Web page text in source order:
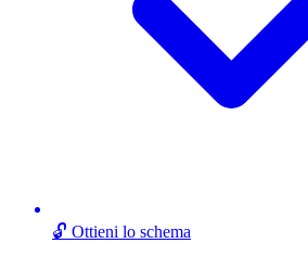
🔓 Ottieni lo schema